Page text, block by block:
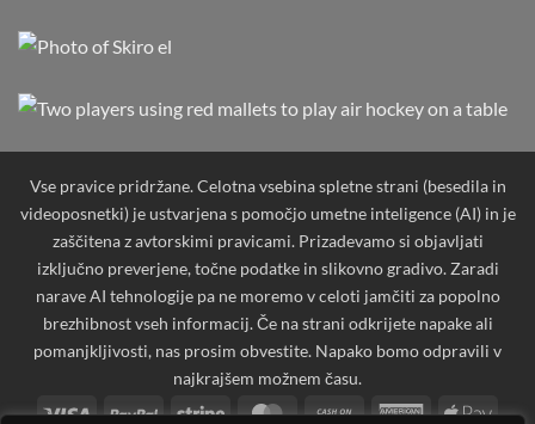
Vse pravice pridržane. Celotna vsebina spletne strani (besedila in
videoposnetki) je ustvarjena s pomočjo umetne inteligence (AI) in je
zaščitena z avtorskimi pravicami. Prizadevamo si objavljati
izključno preverjene, točne podatke in slikovno gradivo. Zaradi
narave AI tehnologije pa ne moremo v celoti jamčiti za popolno
brezhibnost vseh informacij. Če na strani odkrijete napake ali
pomanjkljivosti, nas prosim obvestite. Napako bomo odpravili v
najkrajšem možnem času.
Visa
PayPal Stripe MasterCard
Cash AmericanApple